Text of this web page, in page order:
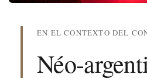
EN EL CONTEXTO DEL
Néo-